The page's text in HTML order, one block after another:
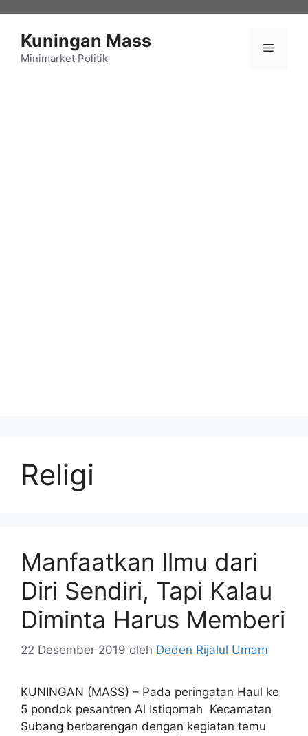
Kuningan Mass
Minimarket Politik
Menu
Religi
Manfaatkan Ilmu dari
Diri Sendiri, Tapi Kalau
Diminta Harus Memberi
22 Desember 2019 oleh Deden Rijalul Umam
KUNINGAN (MASS) – Pada peringatan Haul ke
5 pondok pesantren Al Istiqomah Kecamatan
Subang berbarengan dengan kegiatan temu